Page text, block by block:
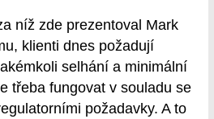
níž zde prezentoval Mark
klienti dnes požadují
selhání a minimální
třeba fungovat v souladu se
požadavky. A to